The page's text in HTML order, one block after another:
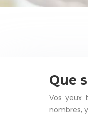
Que
Vos yeux
nombres,